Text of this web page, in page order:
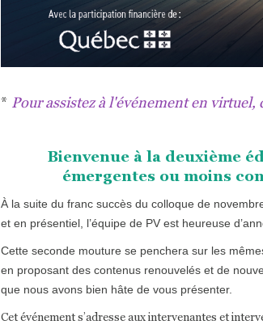
* Pour assistez à l'événement en virtuel,
Bienvenue à la deuxième
émergentes ou moins
À la suite du franc succès du colloque de
et en présentiel, l’équipe de PV est heureuse
Cette seconde mouture se penchera sur les
en proposant des contenus renouvelés et de
que nous avons bien hâte de vous présenter.
Cet événement s’adresse aux intervenantes et